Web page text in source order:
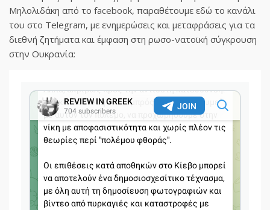
Μηλολιδάκη από το facebook, παραθέτουμε εδώ το κανάλι
του στο Telegram, με ενημερώσεις και μεταφράσεις για τα
διεθνή ζητήματα και έμφαση στη ρωσο-νατοϊκή σύγκρουση
στην Ουκρανία: